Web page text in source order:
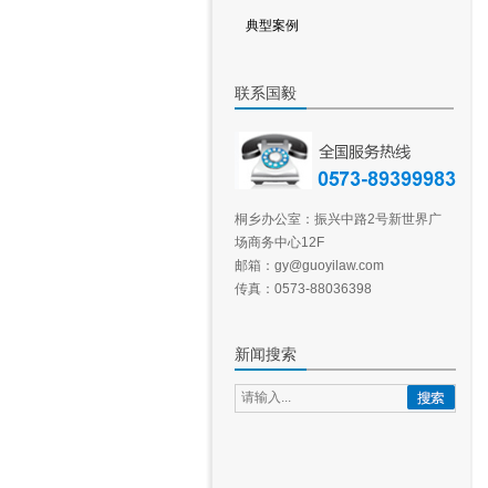
典型案例
联系国毅
桐乡办公室：振兴中路2号新世界广
场商务中心12F
邮箱：gy@guoyilaw.com
传真：0573-88036398
新闻搜索